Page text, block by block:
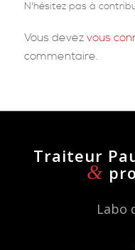
N'hésitez pas à
Vous devez vous
commentaire.
Traiteur
&
Labo